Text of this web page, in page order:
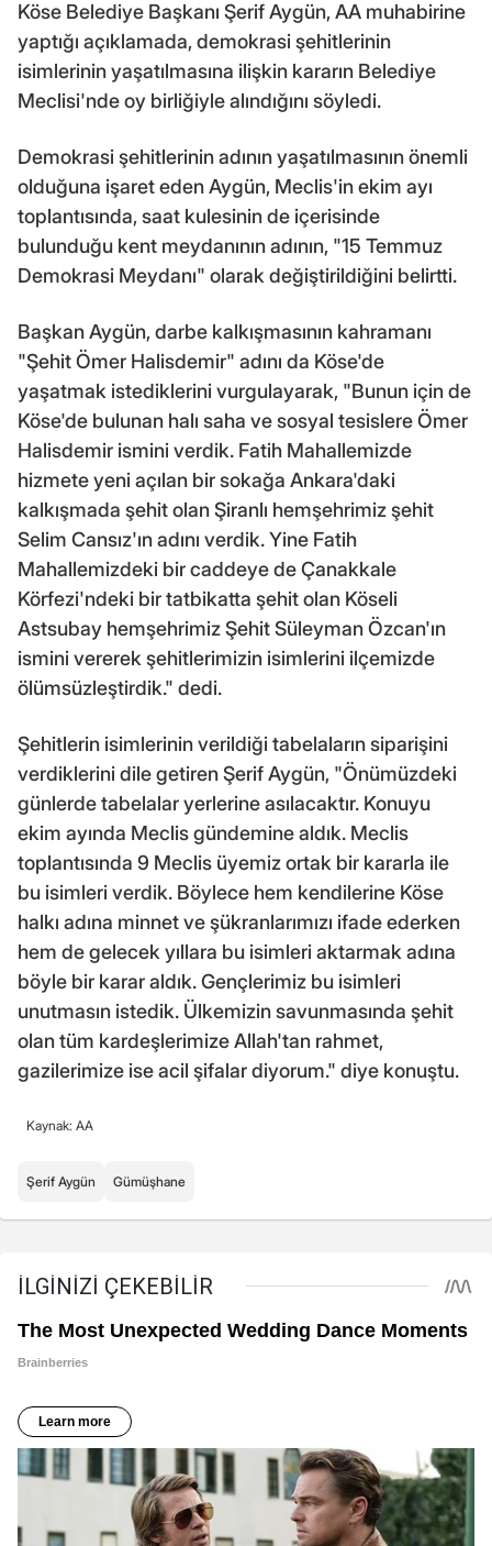
Köse Belediye Başkanı Şerif Aygün, AA muhabirine
yaptığı açıklamada, demokrasi şehitlerinin
isimlerinin yaşatılmasına ilişkin kararın Belediye
Meclisi'nde oy birliğiyle alındığını söyledi.
Demokrasi şehitlerinin adının yaşatılmasının önemli
olduğuna işaret eden Aygün, Meclis'in ekim ayı
toplantısında, saat kulesinin de içerisinde
bulunduğu kent meydanının adının, "15 Temmuz
Demokrasi Meydanı" olarak değiştirildiğini belirtti.
Başkan Aygün, darbe kalkışmasının kahramanı
"Şehit Ömer Halisdemir" adını da Köse'de
yaşatmak istediklerini vurgulayarak, "Bunun için de
Köse'de bulunan halı saha ve sosyal tesislere Ömer
Halisdemir ismini verdik. Fatih Mahallemizde
hizmete yeni açılan bir sokağa Ankara'daki
kalkışmada şehit olan Şiranlı hemşehrimiz şehit
Selim Cansız'ın adını verdik. Yine Fatih
Mahallemizdeki bir caddeye de Çanakkale
Körfezi'ndeki bir tatbikatta şehit olan Köseli
Astsubay hemşehrimiz Şehit Süleyman Özcan'ın
ismini vererek şehitlerimizin isimlerini ilçemizde
ölümsüzleştirdik." dedi.
Şehitlerin isimlerinin verildiği tabelaların siparişini
verdiklerini dile getiren Şerif Aygün, "Önümüzdeki
günlerde tabelalar yerlerine asılacaktır. Konuyu
ekim ayında Meclis gündemine aldık. Meclis
toplantısında 9 Meclis üyemiz ortak bir kararla ile
bu isimleri verdik. Böylece hem kendilerine Köse
halkı adına minnet ve şükranlarımızı ifade ederken
hem de gelecek yıllara bu isimleri aktarmak adına
böyle bir karar aldık. Gençlerimiz bu isimleri
unutmasın istedik. Ülkemizin savunmasında şehit
olan tüm kardeşlerimize Allah'tan rahmet,
gazilerimize ise acil şifalar diyorum." diye konuştu.
Kaynak: AA
Şerif Aygün Gümüşhane